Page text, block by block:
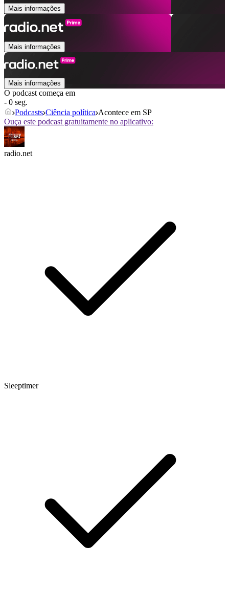
Mais informações
Mais informações
Mais informações
O podcast começa em
- 0 seg.
Podcasts Ciência política Acontece em SP
Ouça este podcast gratuitamente no aplicativo:
radio.net
Sleeptimer